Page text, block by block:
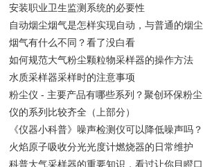
安装职业卫生监测系统的必要性
自动烟尘烟气是怎样实现自动，与普通的烟尘
烟气有什么不同？看了没白看
如何规范大气粉尘颗粒物采样器的操作方法
水质采样器采样时的注意事项
粉尘仪 - 主要产品有哪些系列？聚创环保粉尘
仪的系列比较齐全（上部分）
《仪器小科普》噪声检测仪可以降低噪声吗？
火焰原子吸收分光光度计燃烧器的日常维护
科普大气采样器的重要知识，看过让你目瞪口